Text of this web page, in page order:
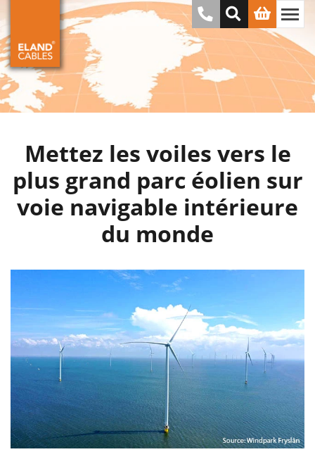
Mettez les voiles vers le
plus grand parc éolien sur
voie navigable intérieure
du monde